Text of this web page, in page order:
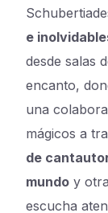
e
desde salas
encanto,
una
mágicos a
de
mundo y
escucha